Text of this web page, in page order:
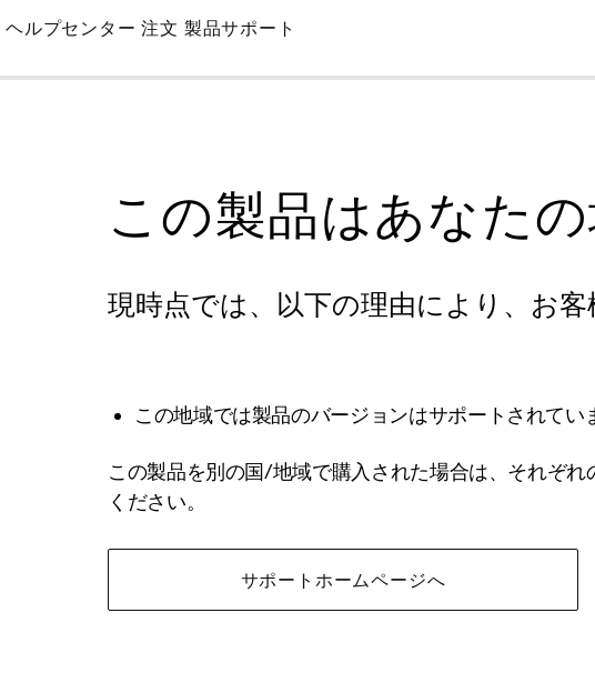
Skip
Main
ヘルプセンター 注文 製品サポート
この製品はあなた
現時点では、以下の理由により、お
この地域では製品のバージョンはサポートされてい
この製品を別の国/地域で購入された場合は、それぞ
ください。
サポートホームページへ